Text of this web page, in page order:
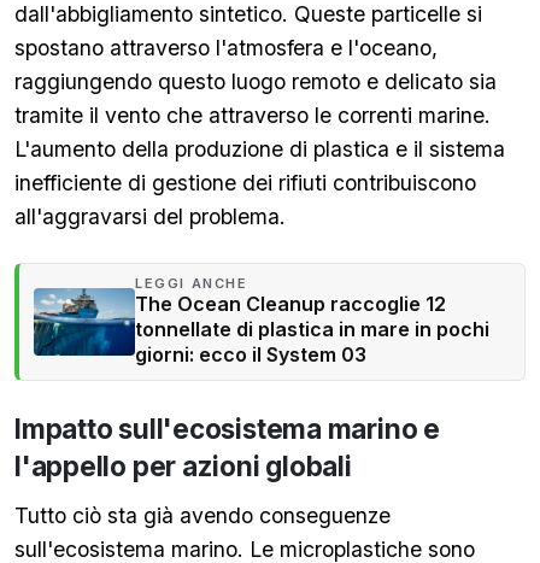
dall'abbigliamento sintetico. Queste particelle si
spostano attraverso l'atmosfera e l'oceano,
raggiungendo questo luogo remoto e delicato sia
tramite il vento che attraverso le correnti marine.
L'aumento della produzione di plastica e il sistema
inefficiente di gestione dei rifiuti contribuiscono
all'aggravarsi del problema.
LEGGI ANCHE
The Ocean Cleanup raccoglie 12
tonnellate di plastica in mare in pochi
giorni: ecco il System 03
Impatto sull'ecosistema marino e
l'appello per azioni globali
Tutto ciò sta già avendo conseguenze
sull'ecosistema marino. Le microplastiche sono